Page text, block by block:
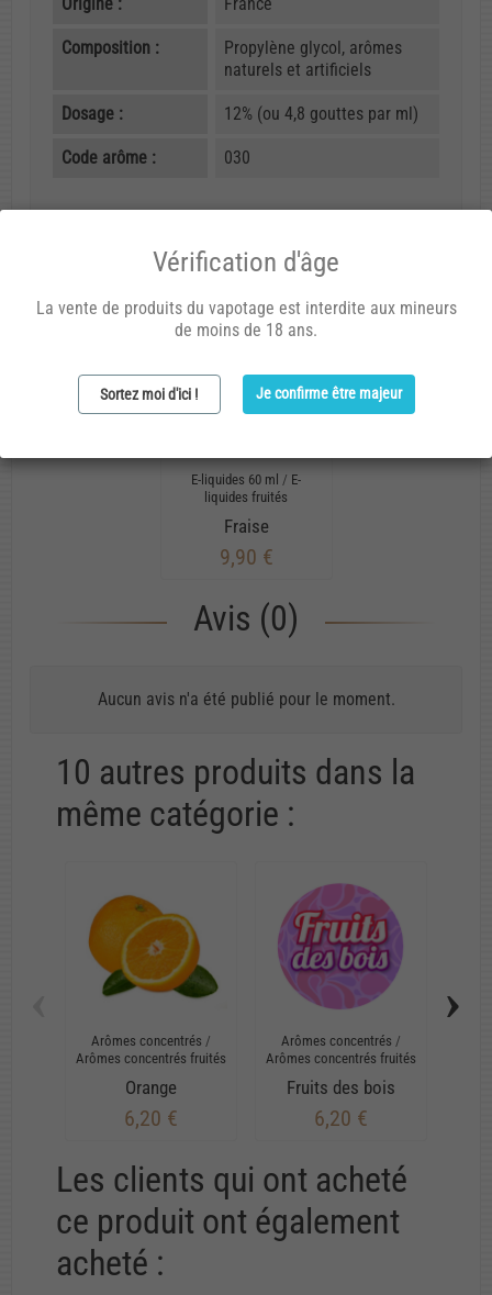
Composition :
Propylène glycol, arômes
naturels et artificiels
Dosage : 12% (ou 4,8 gouttes par ml)
Code arôme : 030
Vous aimerez aussi
E-liquides 60 ml / E-
liquides fruités
Fraise
9,90 €
Avis (0)
Aucun avis n'a été publié pour le moment.
10 autres produits dans la
même catégorie :
Arômes concentrés /
Arômes concentrés fruités
Orange
6,20 €
Arômes concentrés /
Arômes concentrés fruités
Fruits des bois
6,20 €
›
Les clients qui ont acheté
ce produit ont également
acheté :
Vérification d'âge
La vente de produits du vapotage est interdite aux mineurs
de moins de 18 ans.
Sortez moi d'ici ! Je confirme être majeur